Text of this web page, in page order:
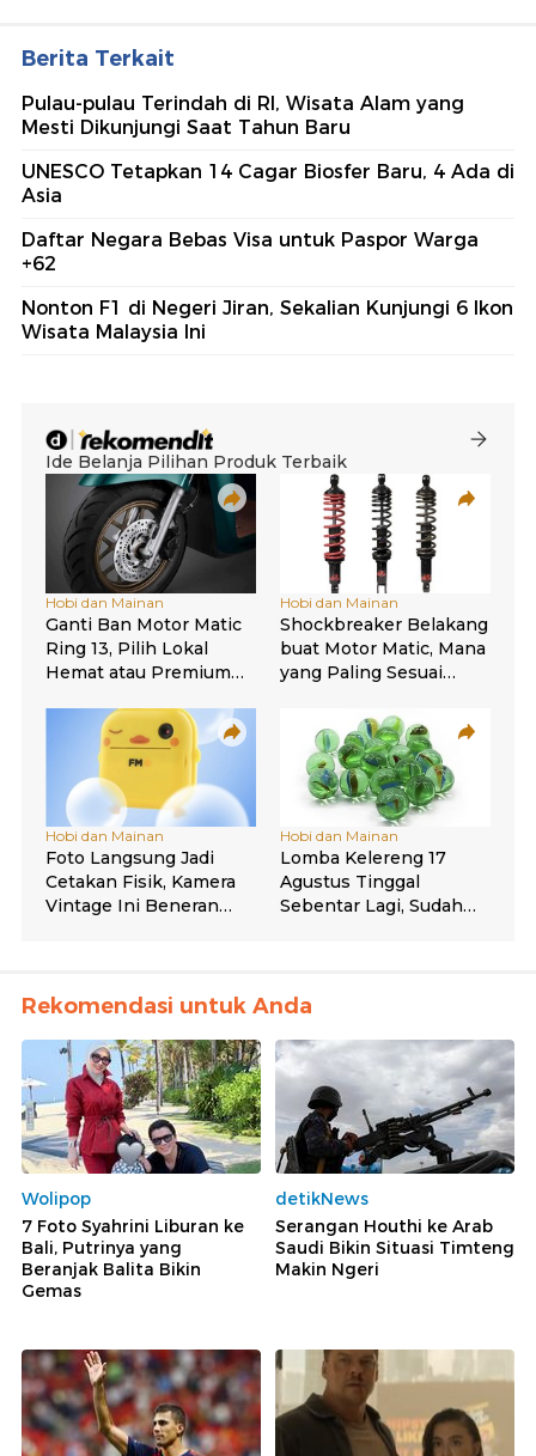
Berita Terkait
Pulau-pulau Terindah di RI, Wisata Alam yang
Mesti Dikunjungi Saat Tahun Baru
UNESCO Tetapkan 14 Cagar Biosfer Baru, 4 Ada di
Asia
Daftar Negara Bebas Visa untuk Paspor Warga
+62
Nonton F1 di Negeri Jiran, Sekalian Kunjungi 6 Ikon
Wisata Malaysia Ini
Rekomendasi untuk Anda
Wolipop
7 Foto Syahrini Liburan ke
Bali, Putrinya yang
Beranjak Balita Bikin
Gemas
detikNews
Serangan Houthi ke Arab
Saudi Bikin Situasi Timteng
Makin Ngeri